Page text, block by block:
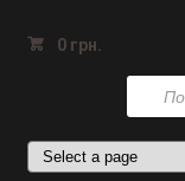
0 грн.
Поиск
товаров